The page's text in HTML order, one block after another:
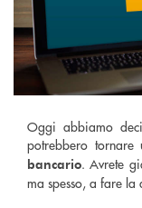
Oggi abbiamo
potrebbero tornare
bancario. Avrete
ma spesso, a fare